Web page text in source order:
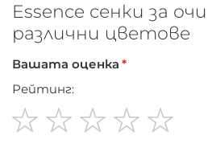
Essence сенки за
различни цветове
Вашата оценка
Рейтинг: